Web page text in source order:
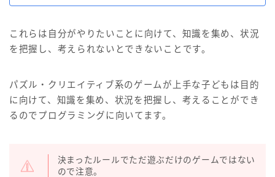
これらは自分がやりたいことに向けて、知識を集め、状況
を把握し、考えられないとできないことです。
パズル・クリエイティブ系のゲームが上手な子どもは目的
に向けて、知識を集め、状況を把握し、考えることができ
るのでプログラミングに向いてます。
決まったルールでただ遊ぶだけのゲームではない
ので注意。